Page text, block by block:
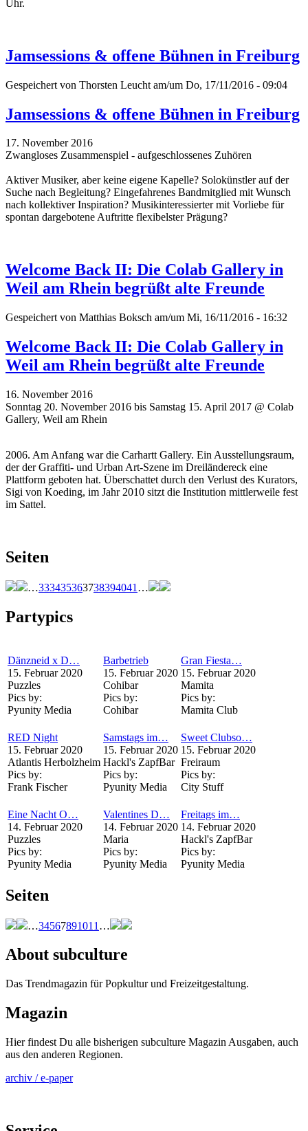
Uhr.
Jamsessions & offene Bühnen in Freiburg
Gespeichert von Thorsten Leucht am/um Do, 17/11/2016 - 09:04
Jamsessions & offene Bühnen in Freiburg
17. November 2016
Zwangloses Zusammenspiel - aufgeschlossenes Zuhören
Aktiver Musiker, aber keine eigene Kapelle? Solokünstler auf der
Suche nach Begleitung? Eingefahrenes Bandmitglied mit Wunsch
nach kollektiver Inspiration? Musikinteressierter mit Vorliebe für
spontan dargebotene Auftritte flexibelster Prägung?
Welcome Back II: Die Colab Gallery in
Weil am Rhein begrüßt alte Freunde
Gespeichert von Matthias Boksch am/um Mi, 16/11/2016 - 16:32
Welcome Back II: Die Colab Gallery in
Weil am Rhein begrüßt alte Freunde
16. November 2016
Sonntag 20. November 2016 bis Samstag 15. April 2017 @ Colab
Gallery, Weil am Rhein
2006. Am Anfang war die Carhartt Gallery. Ein Ausstellungsraum,
der der Graffiti- und Urban Art-Szene im Dreiländereck eine
Plattform geboten hat. Überschattet durch den Verlust des Kurators,
Sigi von Koeding, im Jahr 2010 sitzt die Institution mittlerweile fest
im Sattel.
Seiten
…333435363738394041 …
Partypics
Dänzneid x D…
15. Februar 2020
Puzzles
Pics by:
Pyunity Media
Barbetrieb
15. Februar 2020
Cohibar
Pics by:
Cohibar
Gran Fiesta…
15. Februar 2020
Mamita
Pics by:
Mamita Club
RED Night
15. Februar 2020
Atlantis Herbolzheim
Pics by:
Frank Fischer
Samstags im…
15. Februar 2020
Hackl's ZapfBar
Pics by:
Pyunity Media
Sweet Clubso…
15. Februar 2020
Freiraum
Pics by:
City Stuff
Eine Nacht O…
14. Februar 2020
Puzzles
Pics by:
Pyunity Media
Valentines D…
14. Februar 2020
Maria
Pics by:
Pyunity Media
Freitags im…
14. Februar 2020
Hackl's ZapfBar
Pics by:
Pyunity Media
Seiten
…34567891011 …
About subculture
Das Trendmagazin für Popkultur und Freizeitgestaltung.
Magazin
Hier findest Du alle bisherigen subculture Magazin Ausgaben, auch
aus den anderen Regionen.
archiv / e-paper